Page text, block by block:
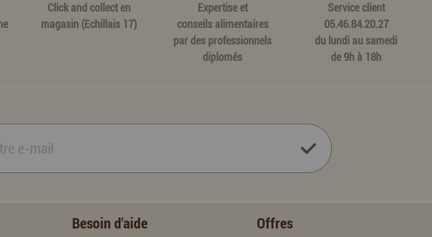
Click and collect en
magasin (Echillais 17)
Expertise et
conseils alimentaires
par des professionnels
diplomés
Service client
05.46.84.20.27
du lundi au samedi
de 9h à 18h
Besoin d'aide Offres